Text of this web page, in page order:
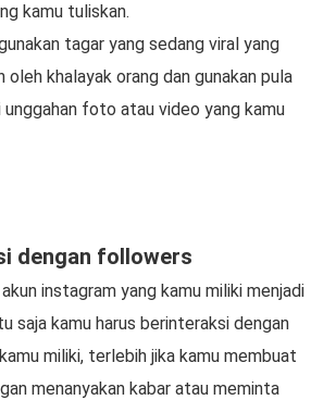
kamu tuliskan.
tagar yang sedang viral yang
oleh khalayak orang dan gunakan pula
unggahan foto atau video yang kamu
dengan followers
instagram yang kamu miliki menjadi
saja kamu harus berinteraksi dengan
miliki, terlebih jika kamu membuat
menanyakan kabar atau meminta